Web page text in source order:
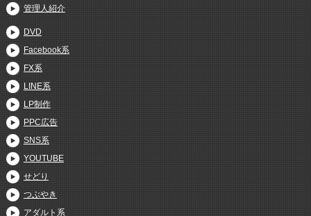
管理人紹介
DVD
Facebook系
FX系
LINE系
LP制作
PPC広告
SNS系
YOUTUBE
せどり
つぶやき
アダルト系